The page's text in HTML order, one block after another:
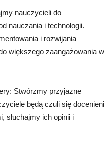
nauczycieli do
nauczania i technologii.
i rozwijania
większego zaangażowania w
Stwórzmy przyjazne
będą czuli się docenieni
słuchajmy ich opinii i